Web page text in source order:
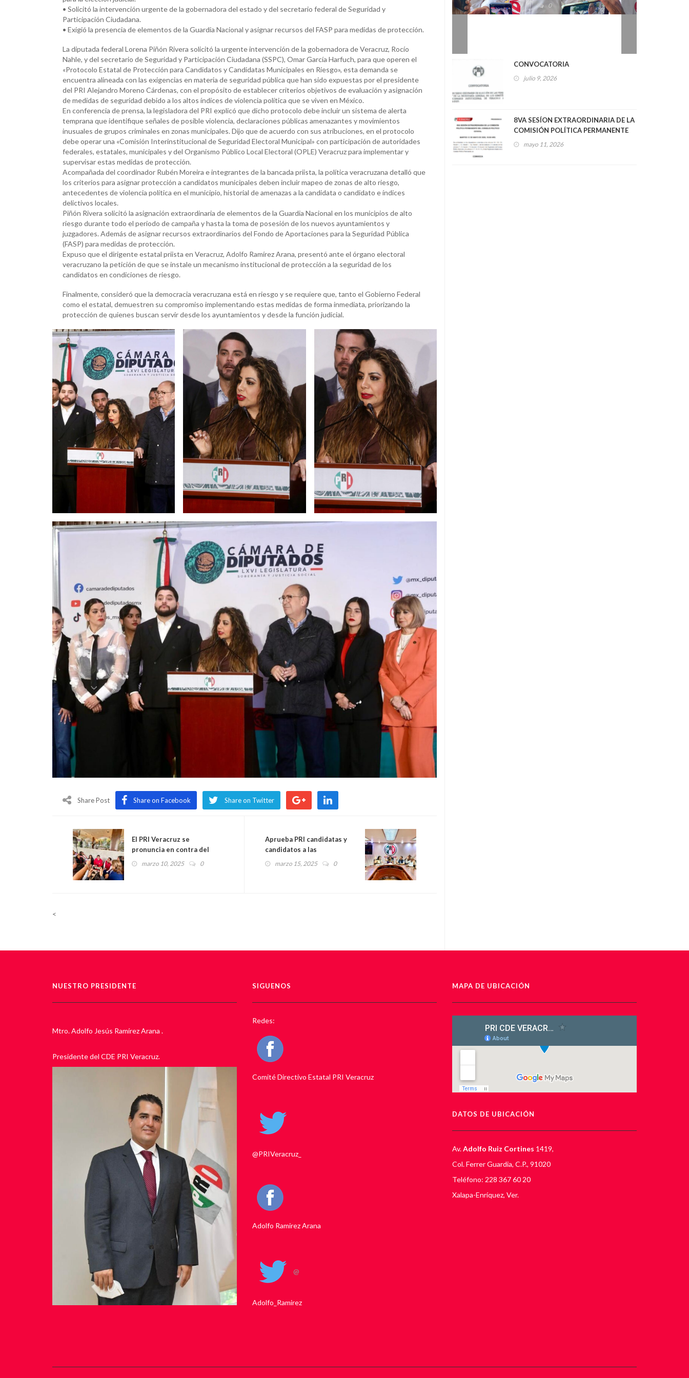
• Solicitó la intervención urgente de la gobernadora del estado y del secretario federal de Seguridad y
Participación Ciudadana.
• Exigió la presencia de elementos de la Guardia Nacional y asignar recursos del FASP para medidas de protección.
La diputada federal Lorena Piñón Rivera solicitó la urgente intervención de la gobernadora de Veracruz, Rocío
Nahle, y del secretario de Seguridad y Participación Ciudadana (SSPC), Omar García Harfuch, para que operen el
«Protocolo Estatal de Protección para Candidatos y Candidatas Municipales en Riesgo», esta demanda se
encuentra alineada con las exigencias en materia de seguridad pública que han sido expuestas por el presidente
del PRI Alejandro Moreno Cárdenas, con el propósito de establecer criterios objetivos de evaluación y asignación
de medidas de seguridad debido a los altos índices de violencia política que se viven en México.
En conferencia de prensa, la legisladora del PRI explicó que dicho protocolo debe incluir un sistema de alerta
temprana que identifique señales de posible violencia, declaraciones públicas amenazantes y movimientos
inusuales de grupos criminales en zonas municipales. Dijo que de acuerdo con sus atribuciones, en el protocolo
debe operar una «Comisión Interinstitucional de Seguridad Electoral Municipal» con participación de autoridades
federales, estatales, municipales y del Organismo Público Local Electoral (OPLE) Veracruz para implementar y
supervisar estas medidas de protección.
Acompañada del coordinador Rubén Moreira e integrantes de la bancada priista, la política veracruzana detalló que
los criterios para asignar protección a candidatos municipales deben incluir mapeo de zonas de alto riesgo,
antecedentes de violencia política en el municipio, historial de amenazas a la candidata o candidato e índices
delictivos locales.
Piñón Rivera solicitó la asignación extraordinaria de elementos de la Guardia Nacional en los municipios de alto
riesgo durante todo el periodo de campaña y hasta la toma de posesión de los nuevos ayuntamientos y
juzgadores. Además de asignar recursos extraordinarios del Fondo de Aportaciones para la Seguridad Pública
(FASP) para medidas de protección.
Expuso que el dirigente estatal priista en Veracruz, Adolfo Ramírez Arana, presentó ante el órgano electoral
veracruzano la petición de que se instale un mecanismo institucional de protección a la seguridad de los
candidatos en condiciones de riesgo.
Finalmente, consideró que la democracia veracruzana está en riesgo y se requiere que, tanto el Gobierno Federal
como el estatal, demuestren su compromiso implementando estas medidas de forma inmediata, priorizando la
protección de quienes buscan servir desde los ayuntamientos y desde la función judicial.
Share Post Share on Facebook Share on Twitter
El PRI Veracruz se
pronuncia en contra del
gasto excesivo en
marzo 10, 2025 0
Aprueba PRI candidatas y
candidatos a las
presidencias municipales en
marzo 15, 2025 0
<
CONVOCATORIA
julio 9, 2026
8VA SESÍON EXTRAORDINARIA DE LA
COMISIÓN POLÍTICA PERMANENTE
DEL CONSEJO POLÍTICO ESTATAL
mayo 11, 2026
NUESTRO PRESIDENTE
Mtro. Adolfo Jesús Ramírez Arana .
Presidente del CDE PRI Veracruz.
SIGUENOS
Redes:
Comité Directivo Estatal PRI Veracruz
@PRIVeracruz_
Adolfo Ramirez Arana
@
Adolfo_Ramirez
MAPA DE UBICACIÓN
DATOS DE UBICACIÓN
Av.Adolfo Ruiz Cortines 1419,
Col. Ferrer Guardia, C.P., 91020
Teléfono: 228 367 60 20
Xalapa-Enríquez, Ver.